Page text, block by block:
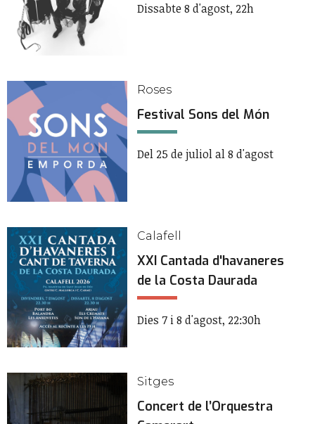
Dissabte 8 d'agost, 22h
Roses
Festival Sons del Món
Del 25 de juliol al 8 d'agost
Calafell
XXI Cantada d'havaneres
de la Costa Daurada
Dies 7 i 8 d'agost, 22:30h
Sitges
Concert de l’Orquestra